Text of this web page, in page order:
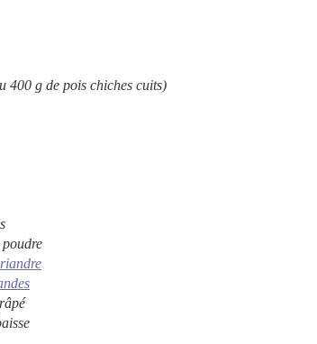
400 g de pois chiches cuits)
râpé